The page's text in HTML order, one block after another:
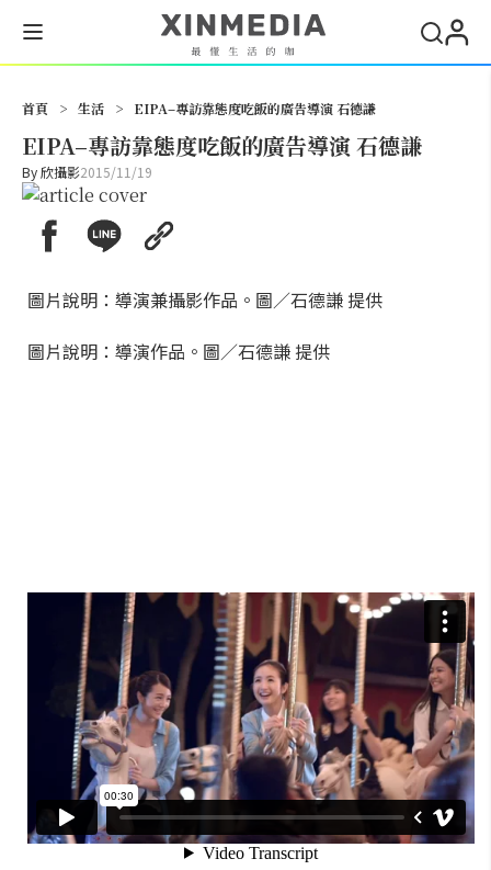
首頁 > 生活 > EIPA–專訪靠態度吃飯的廣告導演 石德謙
EIPA–專訪靠態度吃飯的廣告導演 石德謙
By欣攝影2015/11/19
圖片說明：導演兼攝影作品。圖／石德謙 提供
圖片說明：導演作品。圖／石德謙 提供